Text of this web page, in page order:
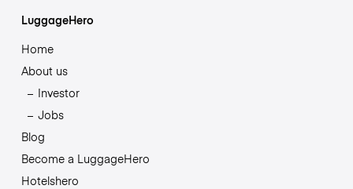
LuggageHero
Home
About us
Investor
Jobs
Blog
Become a LuggageHero
Hotelshero